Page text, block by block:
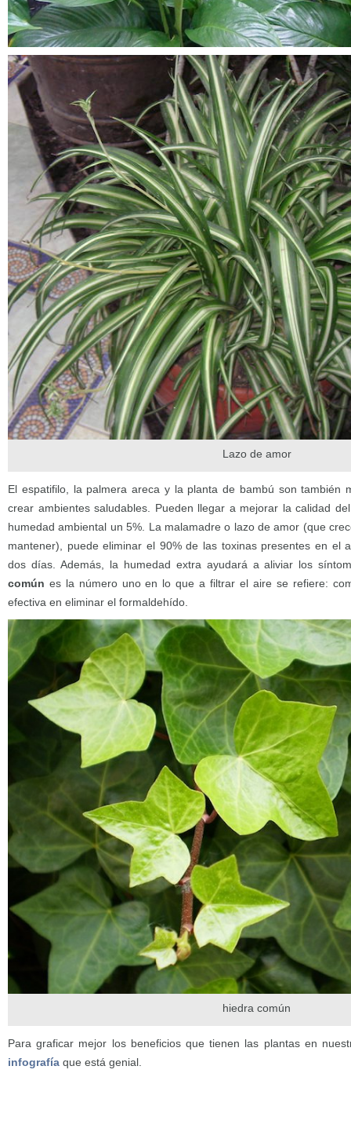
Lazo de amor
El espatifilo, la palmera areca y la planta de bambú son también
crear ambientes saludables. Pueden llegar a mejorar la calidad
humedad ambiental un 5%. La malamadre o lazo de amor (que
mantener), puede eliminar el 90% de las toxinas presentes en el
dos días. Además, la humedad extra ayudará a aliviar los
común es la número uno en lo que a filtrar el aire se refiere:
efectiva en eliminar el formaldehído.
hiedra común
Para graficar mejor los beneficios que tienen las plantas en
infografía que está genial.